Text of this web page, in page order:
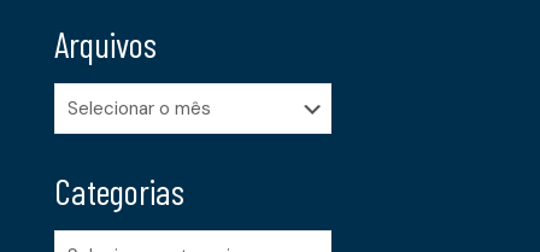
Arquivos
Arquivos
Categorias
Categorias